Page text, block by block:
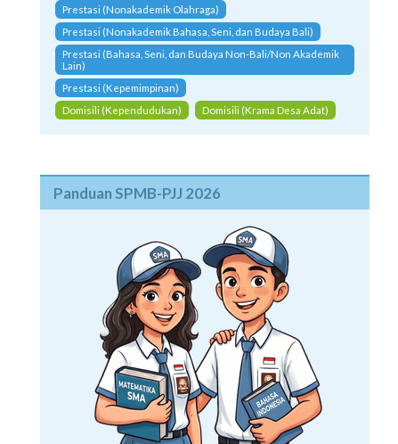
Prestasi (Nonakademik Olahraga)
Prestasi (Nonakademik Bahasa, Seni, dan Budaya Bali)
Prestasi (Bahasa, Seni, dan Budaya Non-Bali/Non Akademik
Lain)
Prestasi (Kepemimpinan)
Domisili (Kependudukan)
Domisili (Krama Desa Adat)
Panduan SPMB-PJJ 2026